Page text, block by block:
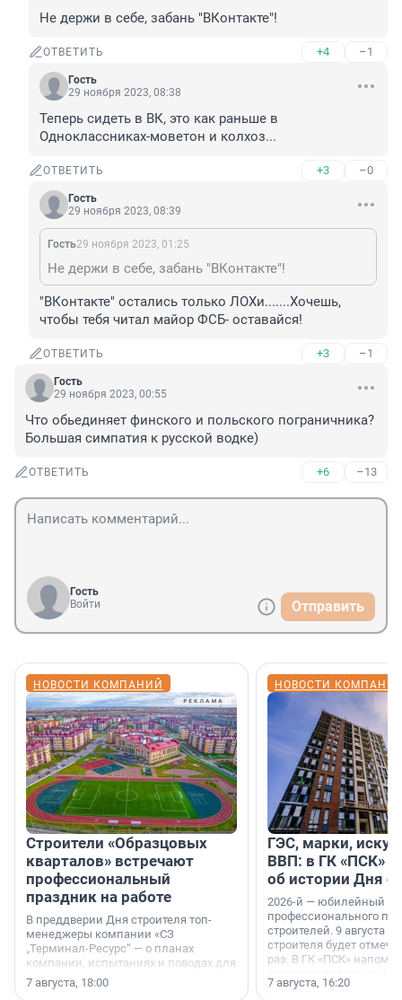
Не держи в себе, забань "ВКонтакте"!
ОТВЕТИТЬ +4 –1
Гость
29 ноября 2023, 08:38
Теперь сидеть в ВК, это как раньше в
Одноклассниках-моветон и колхоз...
ОТВЕТИТЬ +3 –0
Гость
29 ноября 2023, 08:39
Гость29 ноября 2023, 01:25
Не держи в себе, забань "ВКонтакте"!
"ВКонтакте" остались только ЛОХи.......Хочешь,
чтобы тебя читал майор ФСБ- оставайся!
ОТВЕТИТЬ +3 –1
Гость
29 ноября 2023, 00:55
Что обьединяет финского и польского пограничника?
Большая симпатия к русской водке)
ОТВЕТИТЬ +6 –13
Гость
Войти
Отправить
НОВОСТИ КОМПАНИЙ
Строители «Образцовых
кварталов» встречают
профессиональный
праздник на работе
В преддверии Дня строителя топ-
менеджеры компании «СЗ
„Терминал-Ресурс“ — о планах
компании, испытаниях и поводах для
осторожного оптимизма.
7 августа, 18:00
НОВОСТИ
ГЭС, марки,
ВВП: в ГК «ПСК»
об истории Дня
2026-й — юбилейный
профессионального
строителей. 9 августа
строителя будет
раз. В ГК «ПСК»
поменялась роль
7 августа, 16:20